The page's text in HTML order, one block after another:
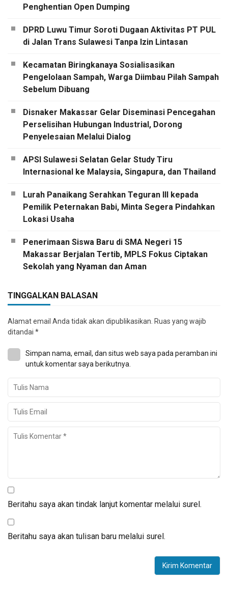
Penghentian Open Dumping
DPRD Luwu Timur Soroti Dugaan Aktivitas PT PUL
di Jalan Trans Sulawesi Tanpa Izin Lintasan
Kecamatan Biringkanaya Sosialisasikan
Pengelolaan Sampah, Warga Diimbau Pilah Sampah
Sebelum Dibuang
Disnaker Makassar Gelar Diseminasi Pencegahan
Perselisihan Hubungan Industrial, Dorong
Penyelesaian Melalui Dialog
APSI Sulawesi Selatan Gelar Study Tiru
Internasional ke Malaysia, Singapura, dan Thailand
Lurah Panaikang Serahkan Teguran III kepada
Pemilik Peternakan Babi, Minta Segera Pindahkan
Lokasi Usaha
Penerimaan Siswa Baru di SMA Negeri 15
Makassar Berjalan Tertib, MPLS Fokus Ciptakan
Sekolah yang Nyaman dan Aman
TINGGALKAN BALASAN
Alamat email Anda tidak akan dipublikasikan. Ruas yang wajib
ditandai *
Simpan nama, email, dan situs web saya pada peramban ini
untuk komentar saya berikutnya.
Beritahu saya akan tindak lanjut komentar melalui surel.
Beritahu saya akan tulisan baru melalui surel.